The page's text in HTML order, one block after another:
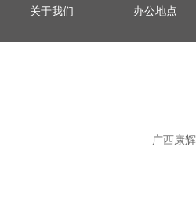
关于我们 办公地点
广西康